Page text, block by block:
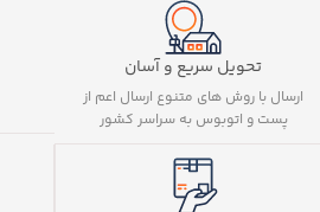
تحویل سریع و آسان
ارسال با روش های متنوع ارسال اعم از
پست و اتوبوس به سراسر کشور